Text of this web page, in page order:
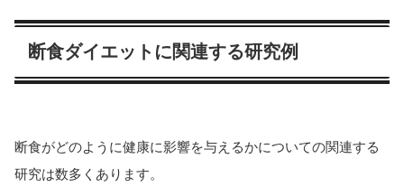
断食ダイエットに関連する研究例
断食がどのように健康に影響を与えるかについての関連する
研究は数多くあります。